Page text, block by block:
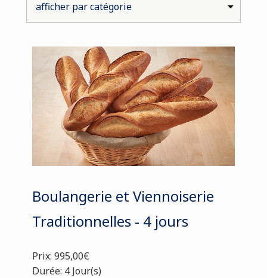
Boulangerie et Viennoiserie
Traditionnelles - 4 jours
Prix: 995,00€
Durée: 4 Jour(s)